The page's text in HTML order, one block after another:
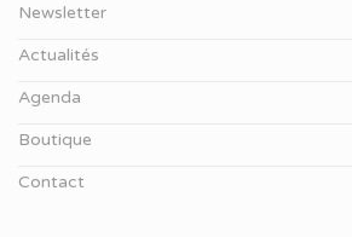
Newsletter
Actualités
Agenda
Boutique
Contact